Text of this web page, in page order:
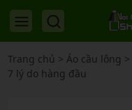
Trang chủ > Áo cầu lông >
7 lý do hàng đầu